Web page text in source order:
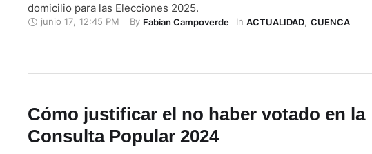
domicilio para las Elecciones 2025.
junio 17, 12:45 PM By Fabian Campoverde In ACTUALIDAD, CUENCA
Cómo justificar el no haber votado en la
Consulta Popular 2024